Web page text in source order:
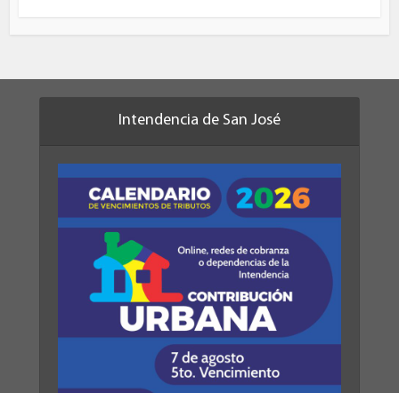
Intendencia de San José